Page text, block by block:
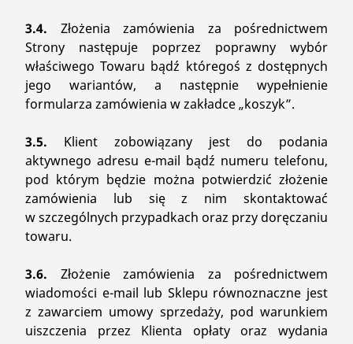
3.4. Złożenia zamówienia za pośrednictwem
Strony następuje poprzez poprawny wybór
właściwego Towaru bądź któregoś z dostępnych
jego wariantów, a następnie wypełnienie
formularza zamówienia w zakładce „koszyk”.
3.5. Klient zobowiązany jest do podania
aktywnego adresu e-mail bądź numeru telefonu,
pod którym będzie można potwierdzić złożenie
zamówienia lub się z nim skontaktować
w szczególnych przypadkach oraz przy doręczaniu
towaru.
3.6. Złożenie zamówienia za pośrednictwem
wiadomości e-mail lub Sklepu równoznaczne jest
z zawarciem umowy sprzedaży, pod warunkiem
uiszczenia przez Klienta opłaty oraz wydania